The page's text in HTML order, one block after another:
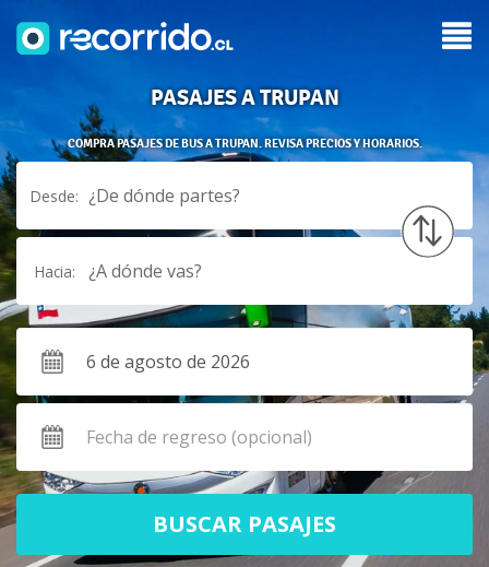
PASAJES A TRUPAN
COMPRA PASAJES DE BUS A TRUPAN. REVISA PRECIOS Y HORARIOS.
Desde: ¿De dónde partes?
Hacia: ¿A dónde vas?
BUSCAR PASAJES